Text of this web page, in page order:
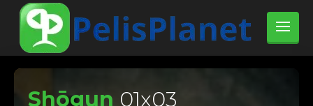
Shōgun 01x03